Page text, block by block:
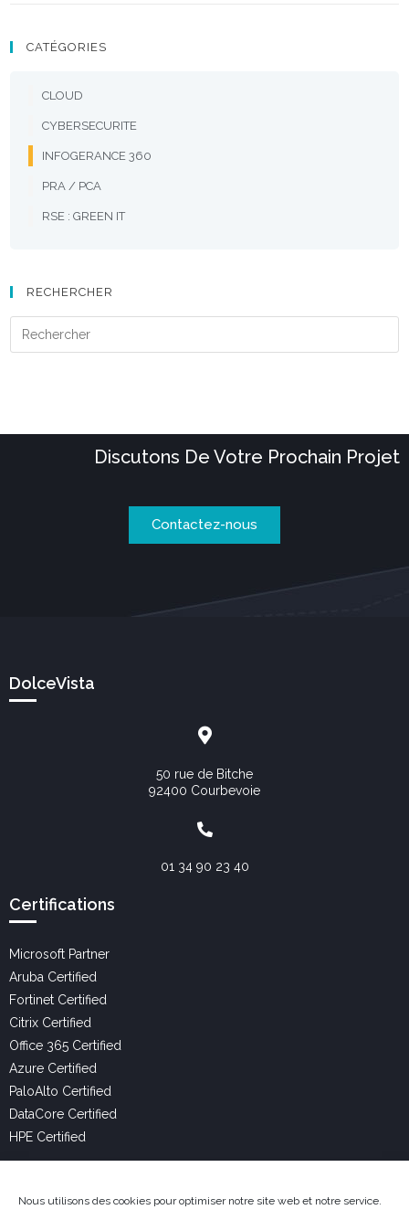
Nous utilisons des cookies pour optimiser notre site web et notre service.
CATÉGORIES
CLOUD
CYBERSECURITE
INFOGERANCE 360
PRA / PCA
RSE : GREEN IT
RECHERCHER
Discutons De Votre Prochain Projet
Contactez-nous
DolceVista
50 rue de Bitche
92400 Courbevoie
01 34 90 23 40
Certifications
Microsoft Partner
Aruba Certified
Fortinet Certified
Citrix Certified
Office 365 Certified
Azure Certified
PaloAlto Certified
DataCore Certified
HPE Certified
Liens Utiles